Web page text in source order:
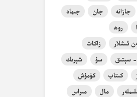
جازانە جان
جىھاد
روھ
ئىشلار
زاكات
سېتىق سۇ
شېرىك
كىتاب
كۈمۈش
مال
مىراس